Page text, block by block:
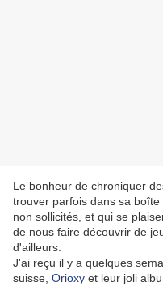
Le bonheur de chroniquer
trouver parfois dans sa boîte
non sollicités, et qui se
de nous faire découvrir de
d'ailleurs.
J'ai reçu il y a quelques
suisse, Orioxy et leur joli